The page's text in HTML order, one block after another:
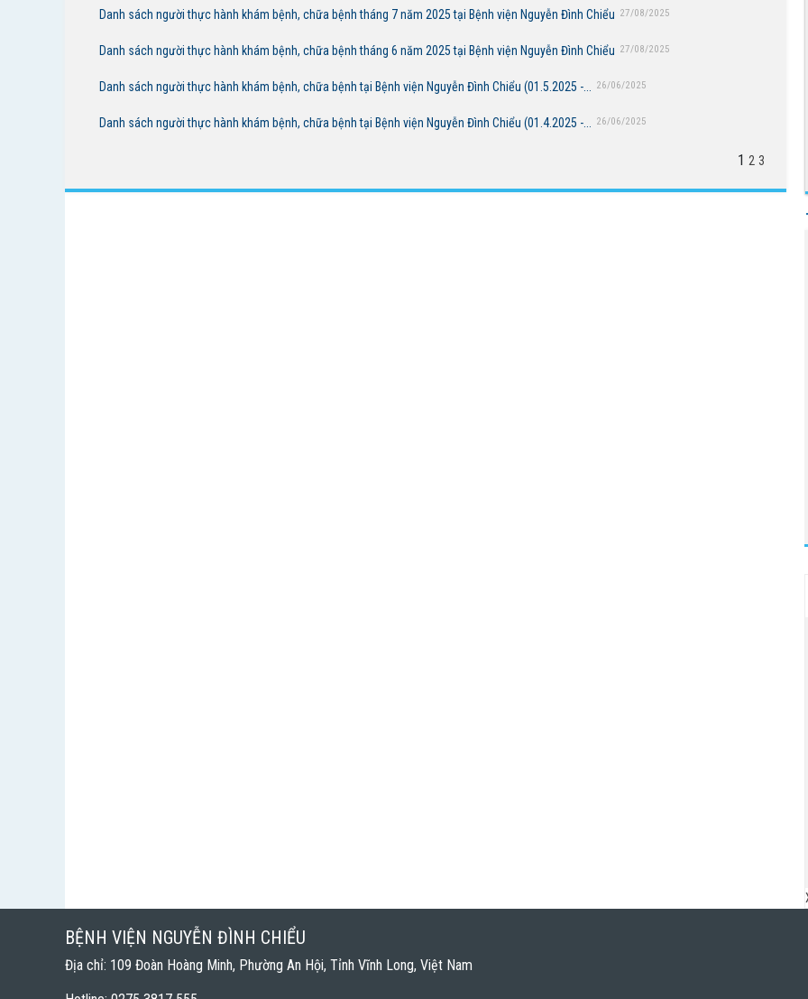
Danh sách người thực hành khám bệnh, chữa bệnh tháng 7 năm 2025 tại Bệnh viện Nguyễn Đình Chiểu 27/08/2025
Danh sách người thực hành khám bệnh, chữa bệnh tháng 6 năm 2025 tại Bệnh viện Nguyễn Đình Chiểu 27/08/2025
Danh sách người thực hành khám bệnh, chữa bệnh tại Bệnh viện Nguyễn Đình Chiểu (01.5.2025 -... 26/06/2025
Danh sách người thực hành khám bệnh, chữa bệnh tại Bệnh viện Nguyễn Đình Chiểu (01.4.2025 -... 26/06/2025
1 2 3
BỆNH VIỆN NGUYỄN ĐÌNH CHIỂU
Địa chỉ: 109 Đoàn Hoàng Minh, Phường An Hội, Tỉnh Vĩnh Long, Việt Nam